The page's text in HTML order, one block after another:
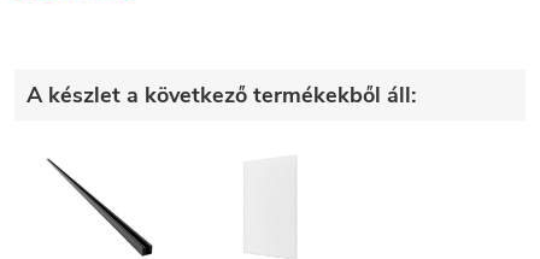
A készlet a következő termékekből áll: